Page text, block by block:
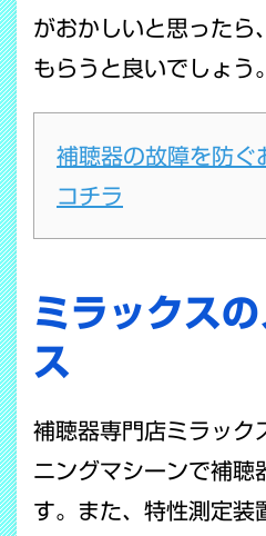
がおかしいと思ったら
もらうと良いでしょう。
補聴器の故障を防ぐ
コチラ
ミラックス
ス
補聴器専門店ミラック
ニングマシーンで補聴
す。また、特性測定装